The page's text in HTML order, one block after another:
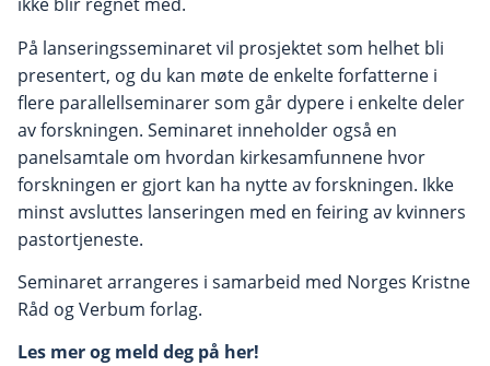
På lanseringsseminaret vil prosjektet som helhet bli
presentert, og du kan møte de enkelte forfatterne i
flere parallellseminarer som går dypere i enkelte deler
av forskningen. Seminaret inneholder også en
panelsamtale om hvordan kirkesamfunnene hvor
forskningen er gjort kan ha nytte av forskningen. Ikke
minst avsluttes lanseringen med en feiring av kvinners
pastortjeneste.
Seminaret arrangeres i samarbeid med Norges Kristne
Råd og Verbum forlag.
Les mer og meld deg på her!